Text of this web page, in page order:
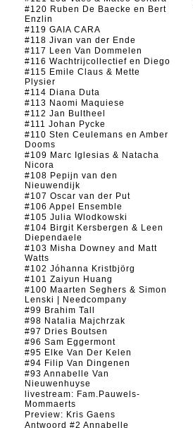
#120 Ruben De Baecke en Bert
Enzlin
#119 GAIA CARA
#118 Jivan van der Ende
#117 Leen Van Dommelen
#116 Wachtrijcollectief en Diego
#115 Emile Claus & Mette
Plysier
#114 Diana Duta
#113 Naomi Maquiese
#112 Jan Bultheel
#111 Johan Pycke
#110 Sten Ceulemans en Amber
Dooms
#109 Marc Iglesias & Natacha
Nicora
#108 Pepijn van den
Nieuwendijk
#107 Oscar van der Put
#106 Appel Ensemble
#105 Julia Wlodkowski
#104 Birgit Kersbergen & Leen
Diependaele
#103 Misha Downey and Matt
Watts
#102 Jóhanna Kristbjörg
#101 Zaiyun Huang
#100 Maarten Seghers & Simon
Lenski | Needcompany
#99 Brahim Tall
#98 Natalia Majchrzak
#97 Dries Boutsen
#96 Sam Eggermont
#95 Elke Van Der Kelen
#94 Filip Van Dingenen
#93 Annabelle Van
Nieuwenhuyse
livestream: Fam.Pauwels-
Mommaerts
Preview: Kris Gaens
Antwoord #2 Annabelle